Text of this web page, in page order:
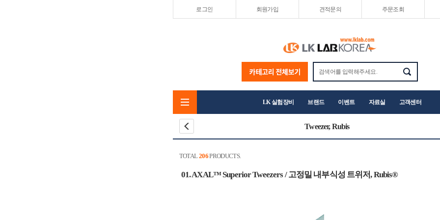
로그인 회원가입 견적문의 주문조회
LK 실험장비 브랜드 이벤트 자료실 고객센터
Tweezer, Rubis
TOTAL 206PRODUCTS.
01. AXAL™ Superior Tweezers / 고정밀 내부식성 트위저, Rubis®